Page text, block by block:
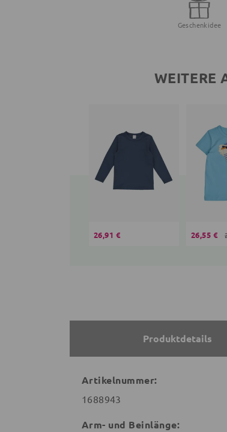
Geschenkidee
WEITERE
26,91 € 26,55 €
Produktdetails
Artikelnummer:
1688943
Arm- und Beinlänge: